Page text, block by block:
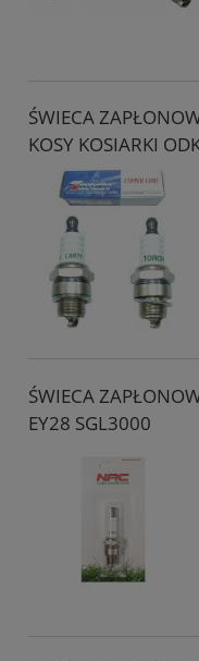
ŚWIECA
KOSY KOSIARKI
ŚWIECA
EY28 SGL3000